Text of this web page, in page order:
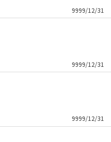
9999/12/31
9999/12/31
9999/12/31